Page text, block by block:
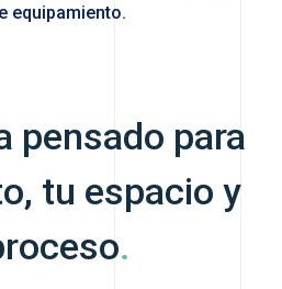
equipamiento.
pensado para
tu espacio y
.